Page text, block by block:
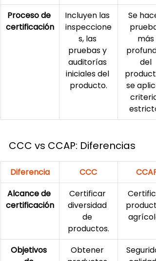
Proceso de
certificación
Incluyen las
inspeccione
s, las
pruebas y
auditorías
iniciales del
producto.
Se
más
del
se
CCC vs CCAP: Diferencias
Diferencia CCC
CCAP
Alcance de
certificación
Certificar
diversidad
de
productos.
Objetivos
Obtener